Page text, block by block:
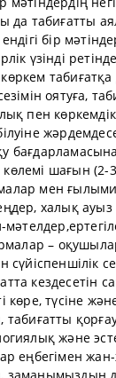
да табиғатты
бір
үзінді
табиғатқа
оятуға,
пен
бағдарламасына
шағын (2-3
мен ғылыми
халық ауыз
–
сүйіспеншілік
кездесетін
көре, түсіне
табиғатты
және
еңбегімен
заманымыздың